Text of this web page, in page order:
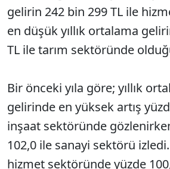
gelirin 242 bin 299 TL ile
en düşük yıllık ortalama
TL ile tarım sektöründe
Bir önceki yıla göre; yıllık
gelirinde en yüksek artış
inşaat sektöründe
102,0 ile sanayi sektörü
hizmet sektöründe yüzde